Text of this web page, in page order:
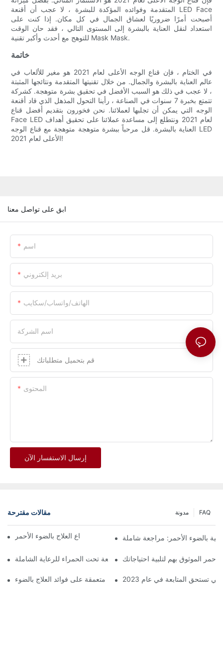
المتقدمة وفوائده المؤكدة للبشرة ، لا عجب أن أقنعة LED Face
أصبحت أمرًا ضروريًا لعشاق الجمال في كل مكان. إذا كنت على
استعداد لنقل العناية بالبشرة إلى المستوى التالي ، فقد حان الوقت
للتوهج مع أحدث وأكبر تقنية Mask Mask.
خاتمة
في الختام ، فإن قناع الوجه الأعلى لعام 2021 هو مغير للألعاب في
عالم العناية بالبشرة والجمال. من خلال تقنيتها المتقدمة ونتائجها المثبتة
، لا عجب في ذلك هو السبب الأفضل في تحقيق بشرة متوهجة. كشركة
تتمتع بخبرة 7 سنوات في الصناعة ، رأينا التحول المذهل الذي قاد أقنعة
الوجه التي يمكن أن تجلبها لعملائنا. نحن فخورون بتقديم أفضل قناع
Face LED لعام 2021 ونتطلع إلى مساعدة عملائنا على تحقيق أهداف
العناية بالبشرة. قل مرحباً ببشرة متوهجة متوهجة مع قناع الوجه LED
الأعلى لعام 2021!
ابق على تواصل معنا
اسم
بريد إلكتروني
الهاتف/واتساب/سكايب
اسم الشركة
قم بتحميل متطلباتك
المحتوى
إرسال الاستفسار الآن
مقالات مقترحة FAQ مدونة
اكتشف فوائد استخدام قناع العلاج بالضوء الأحمربالضوء الأحمر: مراجعة شاملة
أفضل أجهزة العلاج بالضوء الأحمر والأشعة تحت الحمراء للرعاية الشاملة
الموثوق بهم لتلبية احتياجاتك
نظرة متعمقة على فوائد العلاج بالضوء LED للوجه
تستحق المتابعة في عام 2023